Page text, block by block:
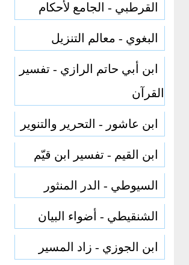
القرطبي - الجامع لأحكام
البغوي - معالم التنزيل
ابن أبي حاتم الرازي - تفسير
القرآن
ابن عاشور - التحرير والتنوير
ابن القيم - تفسير ابن قيّم
السيوطي - الدر المنثور
الشنقيطي - أضواء البيان
ابن الجوزي - زاد المسير